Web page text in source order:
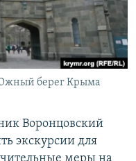
берег Крыма
Воронцовский
экскурсии для